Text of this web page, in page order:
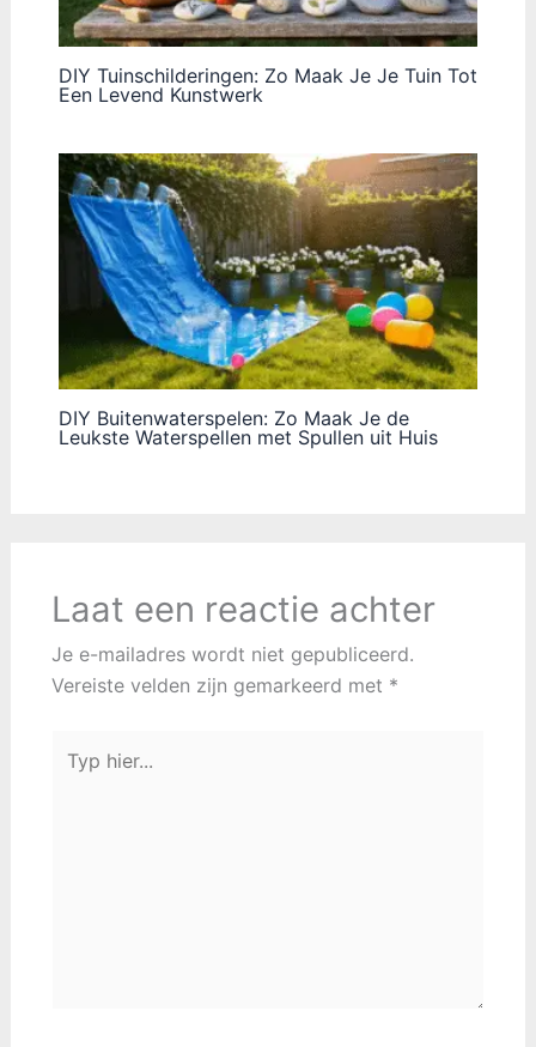
DIY Tuinschilderingen: Zo Maak Je Je Tuin Tot
Een Levend Kunstwerk
DIY Buitenwaterspelen: Zo Maak Je de
Leukste Waterspellen met Spullen uit Huis
Laat een reactie achter
Je e-mailadres wordt niet gepubliceerd.
Vereiste velden zijn gemarkeerd met *
hier...